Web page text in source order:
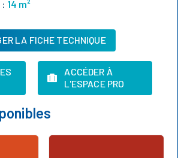
14 m²
LA FICHE TECHNIQUE
ACCÉDER À
L'ESPACE PRO